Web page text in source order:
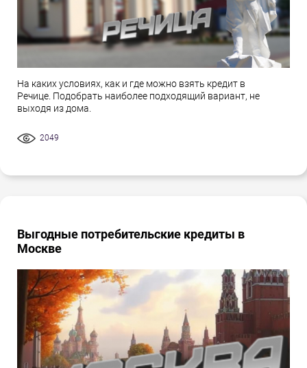
На каких условиях, как и где можно взять кредит в
Речице. Подобрать наиболее подходящий вариант, не
выходя из дома.
2049
Выгодные потребительские кредиты в
Москве